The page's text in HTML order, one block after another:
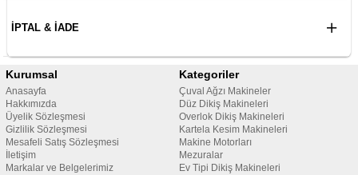
İPTAL & İADE
Kurumsal
Anasayfa
Hakkımızda
Üyelik Sözleşmesi
Gizlilik Sözleşmesi
Mesafeli Satış Sözleşmesi
İletişim
Markalar ve Belgelerimiz
Kategoriler
Çuval Ağzı Makineler
Düz Dikiş Makineleri
Overlok Dikiş Makineleri
Kartela Kesim Makineleri
Makine Motorları
Mezuralar
Ev Tipi Dikiş Makineleri